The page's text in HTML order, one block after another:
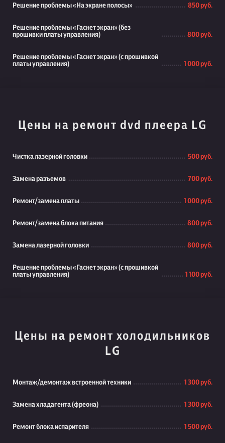
Решение проблемы «На экране полосы» 850 руб.
Решение проблемы «Гаснет экран» (без
прошивки платы управления)
800 руб.
Решение проблемы «Гаснет экран» (с прошивкой
платы управления)
1 000 руб.
Цены на ремонт dvd плеера LG
Чистка лазерной головки 500 руб.
Замена разъемов 700 руб.
Ремонт/замена платы 1 000 руб.
Ремонт/замена блока питания 800 руб.
Замена лазерной головки 800 руб.
Решение проблемы «Гаснет экран» (с прошивкой
платы управления)
1 100 руб.
Цены на ремонт холодильников
LG
Монтаж/демонтаж встроенной техники 1 300 руб.
Замена хладагента (фреона) 1 300 руб.
Ремонт блока испарителя 1 500 руб.